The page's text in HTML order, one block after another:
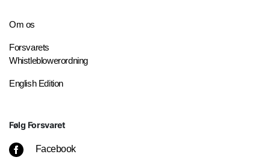
Om os
Forsvarets
Whistleblowerordning
English Edition
Følg Forsvaret
Facebook